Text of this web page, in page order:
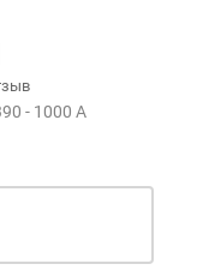
- 1000 А